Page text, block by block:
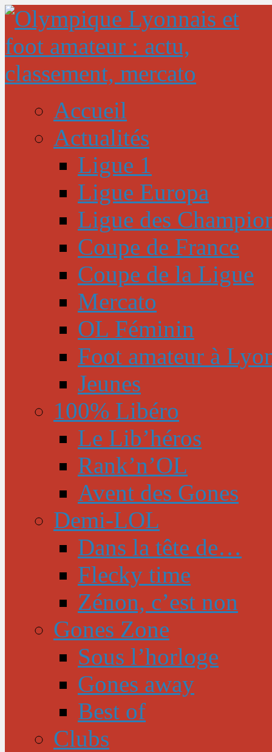
Accueil
Actualités
Ligue 1
Ligue Europa
Ligue des
Coupe de France
Coupe de la Ligue
Mercato
OL Féminin
Foot amateur à
Jeunes
100% Libéro
Le Lib’héros
Rank’n’OL
Avent des Gones
Demi-LOL
Dans la tête de…
Flecky time
Zénon, c’est non
Gones Zone
Sous l’horloge
Gones away
Best of
Clubs